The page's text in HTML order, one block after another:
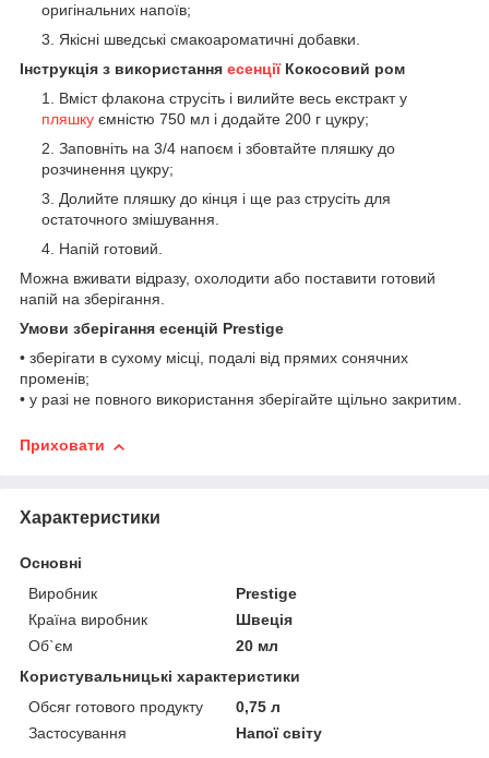
оригінальних напоїв;
Якісні шведські смакоароматичні добавки.
Інструкція з використання есенціїКокосовий ром
Вміст флакона струсіть і вилийте весь екстракт у
пляшку ємністю 750 мл і додайте 200 г цукру;
Заповніть на 3/4 напоєм і збовтайте пляшку до
розчинення цукру;
Долийте пляшку до кінця і ще раз струсіть для
остаточного змішування.
Напій готовий.
Можна вживати відразу, охолодити або поставити готовий
напій на зберігання.
Умови зберігання есенцій Prestige
• зберігати в сухому місці, подалі від прямих сонячних
променів;
• у разі не повного використання зберігайте щільно закритим.
Приховати
Характеристики
Основні
Виробник
Prestige
Країна виробник
Швеція
Об`єм
20 мл
Користувальницькі характеристики
Обсяг готового продукту
0,75 л
Застосування
Напої світу